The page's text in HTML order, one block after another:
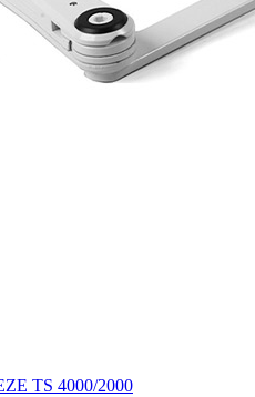
TS 4000/2000